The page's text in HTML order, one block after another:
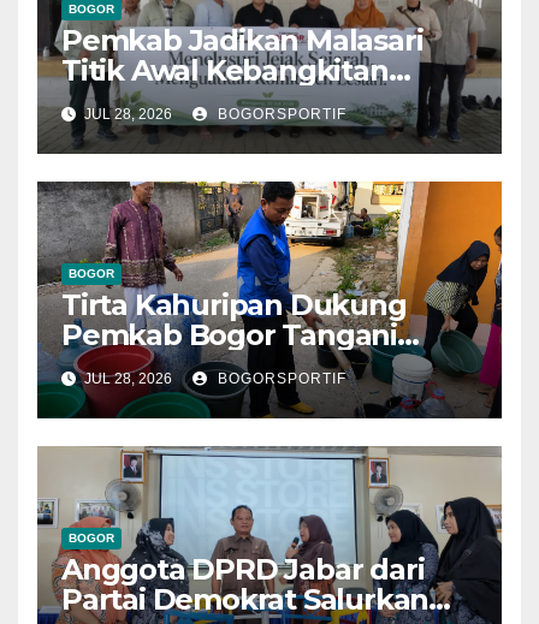
BOGOR
Pemkab Jadikan Malasari
Titik Awal Kebangkitan
Bogor, PPLI Perkuat
Komitmen Lestarikan Alam
dan Warisan Sejarah
JUL 28, 2026 BOGORSPORTIF
BOGOR
Tirta Kahuripan Dukung
Pemkab Bogor Tangani
Dampak Kemarau
JUL 28, 2026 BOGORSPORTIF
BOGOR
Anggota DPRD Jabar dari
Partai Demokrat Salurkan